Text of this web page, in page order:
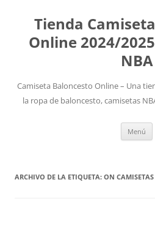
Tienda
Online 2024/
NBA
Camiseta Baloncesto Online – Una
la ropa de baloncesto, camisetas
Menú
ARCHIVO DE LA ETIQUETA: ON